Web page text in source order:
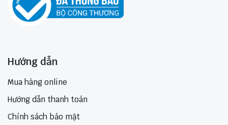
Hướng dẫn
Mua hàng online
Hướng dẫn thanh toán
Chính sách bảo mật